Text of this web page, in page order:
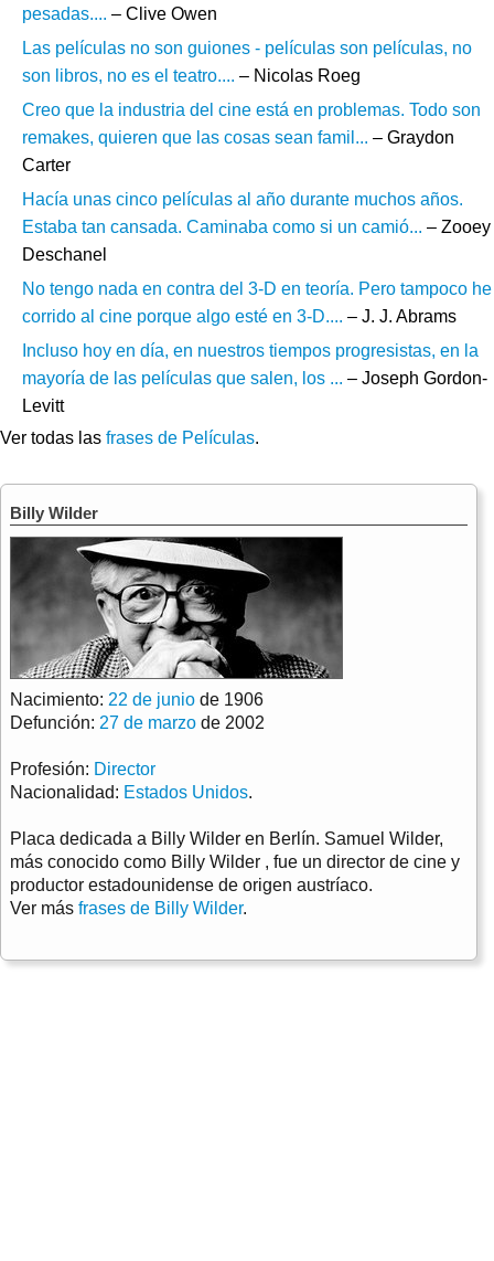
pesadas.... – Clive Owen
Las películas no son guiones - películas son películas, no
son libros, no es el teatro.... – Nicolas Roeg
Creo que la industria del cine está en problemas. Todo son
remakes, quieren que las cosas sean famil... – Graydon
Carter
Hacía unas cinco películas al año durante muchos años.
Estaba tan cansada. Caminaba como si un camió... – Zooey
Deschanel
No tengo nada en contra del 3-D en teoría. Pero tampoco he
corrido al cine porque algo esté en 3-D.... – J. J. Abrams
Incluso hoy en día, en nuestros tiempos progresistas, en la
mayoría de las películas que salen, los ... – Joseph Gordon-
Levitt
Ver todas las frases de Películas.
Billy Wilder
Nacimiento: 22 de junio de 1906
Defunción: 27 de marzo de 2002
Profesión: Director
Nacionalidad: Estados Unidos.
Placa dedicada a Billy Wilder en Berlín. Samuel Wilder,
más conocido como Billy Wilder , fue un director de cine y
productor estadounidense de origen austríaco.
Ver más frases de Billy Wilder.